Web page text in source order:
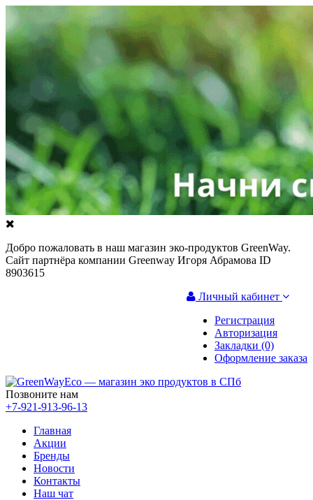
Добро пожаловать в наш магазин эко-продуктов GreenWay.
Сайт партнёра компании Greenway Игоря Абрамова ID
8903615
Личный кабинет
Регистрация
Авторизация
Закладки (0)
Оформление заказа
Позвоните нам
+7-921-913-96-13
Главная
Акции
Бренды
Новости
Контакты
Наш чат